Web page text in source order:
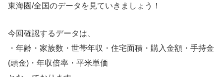
東海圏/全国のデータを見ていきましょう！
今回確認するデータは、
・年齢・家族数・世帯年収・住宅面積・購入金額・手持金
(頭金)・年収倍率・平米単価